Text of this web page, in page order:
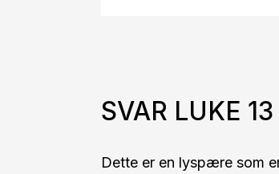
SVAR LUKE 13
Dette er en lyspære som